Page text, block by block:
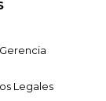
Legales